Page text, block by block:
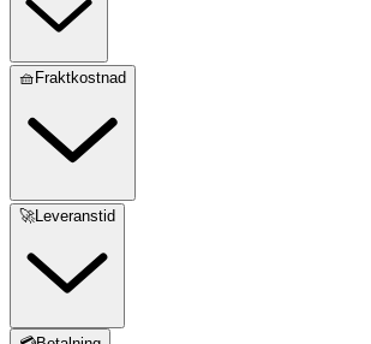
🧺Fraktkostnad
🚀Leveranstid